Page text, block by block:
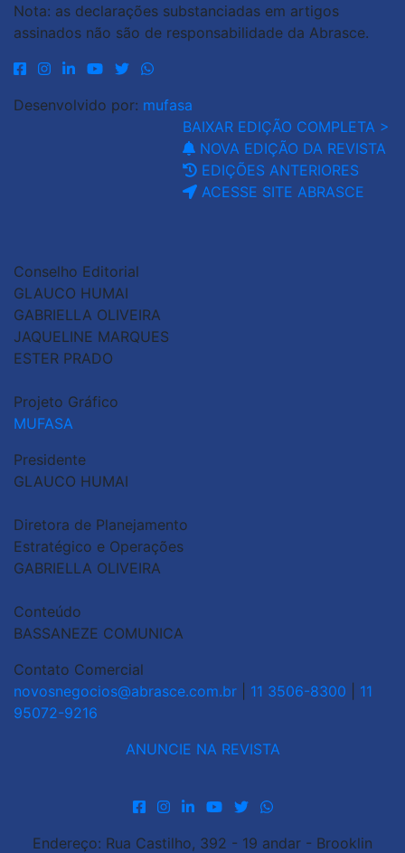
Nota: as declarações substanciadas em artigos
assinados não são de responsabilidade da Abrasce.
Desenvolvido por: mufasa
BAIXAR EDIÇÃO COMPLETA >
NOVA EDIÇÃO DA REVISTA
EDIÇÕES ANTERIORES
ACESSE SITE ABRASCE
Conselho Editorial
GLAUCO HUMAI
GABRIELLA OLIVEIRA
JAQUELINE MARQUES
ESTER PRADO
Projeto Gráfico
MUFASA
Presidente
GLAUCO HUMAI
Diretora de Planejamento
Estratégico e Operações
GABRIELLA OLIVEIRA
Conteúdo
BASSANEZE COMUNICA
Contato Comercial
novosnegocios@abrasce.com.br
11 3506-8300
11
95072-9216
ANUNCIE NA REVISTA
Endereço: Rua Castilho, 392 - 19 andar - Brooklin